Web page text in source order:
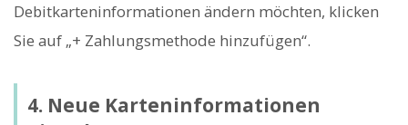
Debitkarteninformationen ändern möchten, klicken
Sie auf „+ Zahlungsmethode hinzufügen“.
4. Neue Karteninformationen